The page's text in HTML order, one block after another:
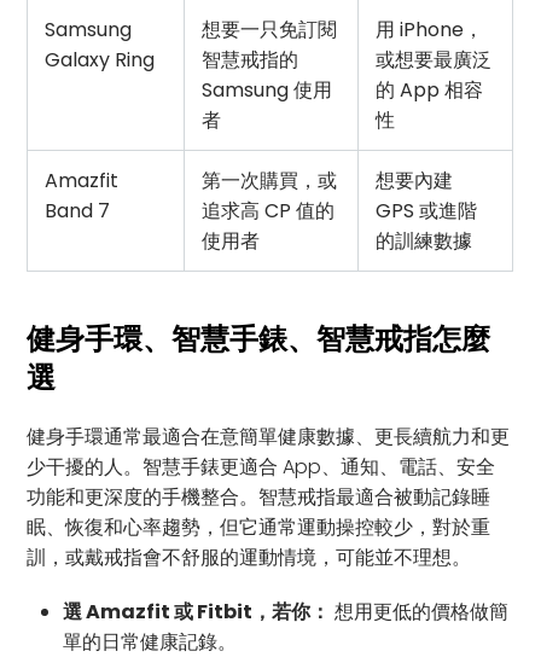
Samsung
Galaxy Ring
想要一只免訂閱
智慧戒指的
Samsung 使用
者
用 iPhone，
或想要最廣泛
的 App 相容
性
Amazfit
Band 7
第一次購買，或
追求高 CP 值的
使用者
想要內建
GPS 或進階
的訓練數據
健身手環、智慧手錶、智慧戒指怎麼
選
健身手環通常最適合在意簡單健康數據、更長續航力和更
少干擾的人。智慧手錶更適合 App、通知、電話、安全
功能和更深度的手機整合。智慧戒指最適合被動記錄睡
眠、恢復和心率趨勢，但它通常運動操控較少，對於重
訓，或戴戒指會不舒服的運動情境，可能並不理想。
選 Amazfit 或 Fitbit，若你： 想用更低的價格做簡
單的日常健康記錄。